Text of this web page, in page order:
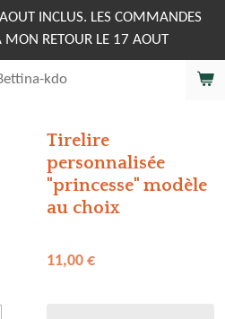
INCLUS. LES COMMANDES
MON RETOUR LE 17 AOUT
Tirelire
personnalisée
"princesse" modèle
au choix
11,00 €